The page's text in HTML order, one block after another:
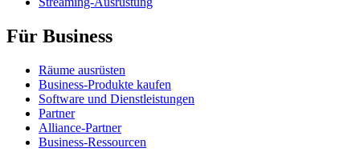
Für Business
Räume ausrüsten
Business-Produkte kaufen
Software und Dienstleistungen
Partner
Alliance-Partner
Business-Ressourcen